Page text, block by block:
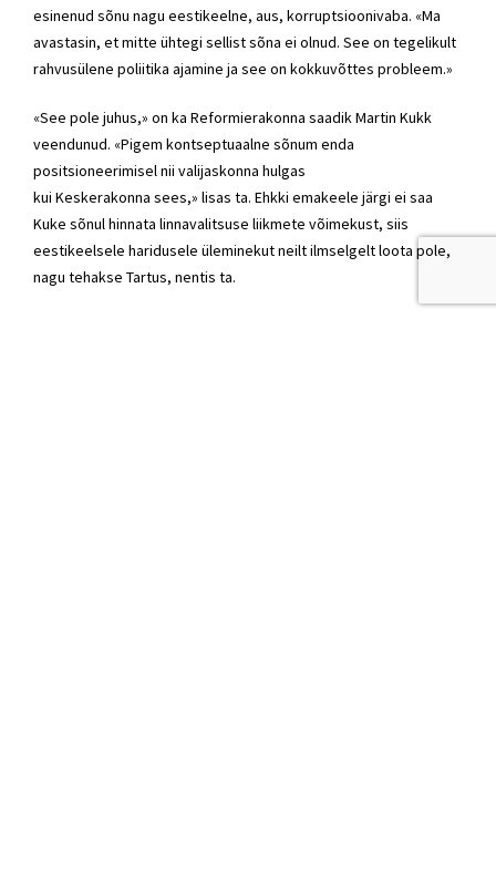
esinenud sõnu nagu eestikeelne, aus, korruptsioonivaba. «Ma
avastasin, et mitte ühtegi sellist sõna ei olnud. See on tegelikult
rahvusülene poliitika ajamine ja see on kokkuvõttes probleem.»
«See pole juhus,» on ka Reformierakonna saadik Martin Kukk
veendunud. «Pigem kontseptuaalne sõnum enda
positsioneerimisel nii valijaskonna hulgas
kui Keskerakonna sees,» lisas ta. Ehkki emakeele järgi ei saa
Kuke sõnul hinnata linnavalitsuse liikmete võimekust, siis
eestikeelsele haridusele üleminekut neilt ilmselgelt loota pole,
nagu tehakse Tartus, nentis ta.